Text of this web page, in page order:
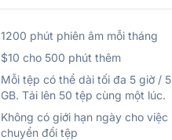
1200 phút phiên âm mỗi tháng
$10 cho 500 phút thêm
Mỗi tệp có thể dài tối đa 5 giờ / 5
GB. Tải lên 50 tệp cùng một lúc.
Không có giới hạn ngày cho việc
chuyển đổi tệp